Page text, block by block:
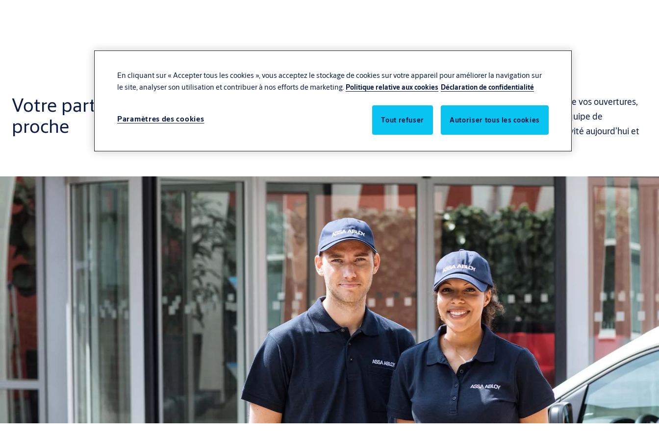
Votre partenaire de service le plus
proche
Nous sommes là pour vous aider tout au long du cycle de vie de vos ouvertures,
pour des flux sûrs et fluides. Comptez avec le soutien d'une équipe de
techniciens et d’experts tout dévoués à développer votre activité aujourd’hui et
En cliquant sur « Accepter tous les cookies », vous acceptez le stockage de cookies sur votre appareil pour améliorer la navigation sur
le site, analyser son utilisation et contribuer à nos efforts de marketing. Politique relative aux cookies Déclaration de confidentialité
Paramètres des cookies Tout refuser Autoriser tous les cookies